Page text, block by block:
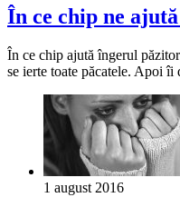
În ce chip ne
În ce chip ajută îngerul
se ierte toate păcatele. Apoi
1 august 2016